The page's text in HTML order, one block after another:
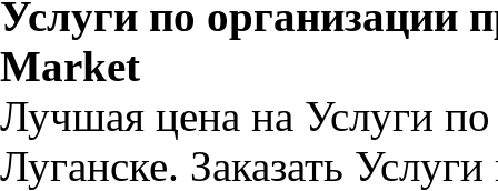
Услуги по организации
Market
Лучшая цена на Услуги по
Луганске. Заказать